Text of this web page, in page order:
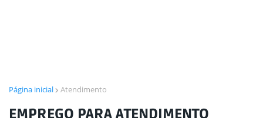
Página inicial Atendimento
EMPREGO PARA ATENDIMENTO